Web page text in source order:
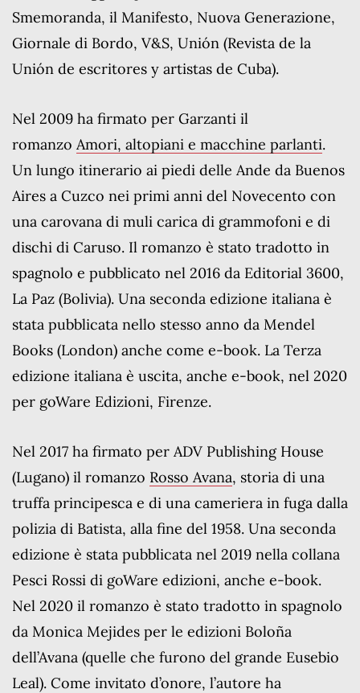
Smemoranda, il Manifesto, Nuova Generazione,
Giornale di Bordo, V&S, Unión (Revista de la
Unión de escritores y artistas de Cuba).
Nel 2009 ha firmato per Garzanti il
romanzo Amori, altopiani e macchine parlanti.
Un lungo itinerario ai piedi delle Ande da Buenos
Aires a Cuzco nei primi anni del Novecento con
una carovana di muli carica di grammofoni e di
dischi di Caruso. Il romanzo è stato tradotto in
spagnolo e pubblicato nel 2016 da Editorial 3600,
La Paz (Bolivia). Una seconda edizione italiana è
stata pubblicata nello stesso anno da Mendel
Books (London) anche come e-book. La Terza
edizione italiana è uscita, anche e-book, nel 2020
per goWare Edizioni, Firenze.
Nel 2017 ha firmato per ADV Publishing House
(Lugano) il romanzo Rosso Avana, storia di una
truffa principesca e di una cameriera in fuga dalla
polizia di Batista, alla fine del 1958. Una seconda
edizione è stata pubblicata nel 2019 nella collana
Pesci Rossi di goWare edizioni, anche e-book.
Nel 2020 il romanzo è stato tradotto in spagnolo
da Monica Mejides per le edizioni Boloña
dell’Avana (quelle che furono del grande Eusebio
Leal). Come invitato d’onore, l’autore ha